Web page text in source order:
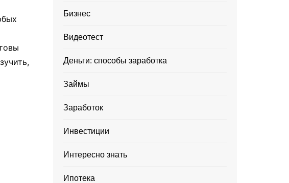
Бизнес
Видеотест
Деньги: способы заработка
Займы
Заработок
Инвестиции
Интересно знать
Ипотека